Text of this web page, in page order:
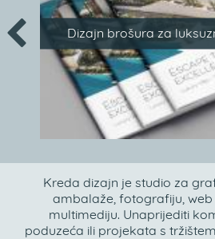
Dizajn brošura za
Kreda dizajn je studio za
ambalaže, fotografiju, web
multimediju. Unaprijediti
poduzeća ili projekata s